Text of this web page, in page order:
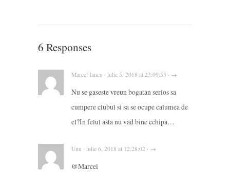
6 Responses
Marcel Iancu · iulie 5, 2018 at 23:09:53 · →
Nu se gaseste vreun bogatan serios sa
cumpere clubul si sa se ocupe calumea de
el?In felul asta nu vad bine echipa…
Unu · iulie 6, 2018 at 12:28:02 · →
@Marcel